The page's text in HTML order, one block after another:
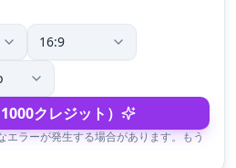
クレジット）
エラーが発生する場合があります。もう